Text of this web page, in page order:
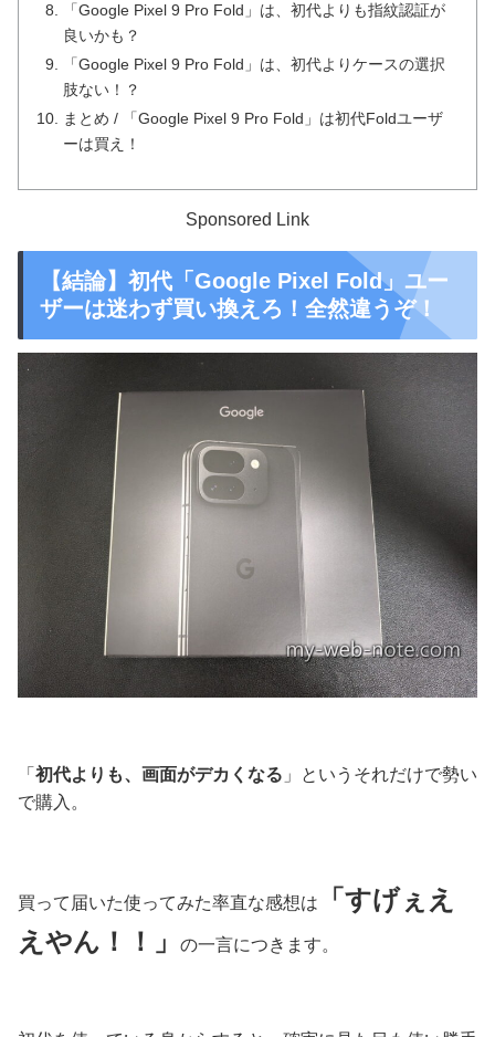
「Google Pixel 9 Pro Fold」は、初代よりも指紋認証が
良いかも？
「Google Pixel 9 Pro Fold」は、初代よりケースの選択
肢ない！？
まとめ / 「Google Pixel 9 Pro Fold」は初代Foldユーザ
ーは買え！
Sponsored Link
【結論】初代「Google Pixel Fold」ユー
ザーは迷わず買い換えろ！全然違うぞ！
「 初代よりも、画面がデカくなる 」というそれだけで勢い
で購入。
買って届いた使ってみた率直な感想は
「すげぇえ
えやん！！」
の一言につきます。